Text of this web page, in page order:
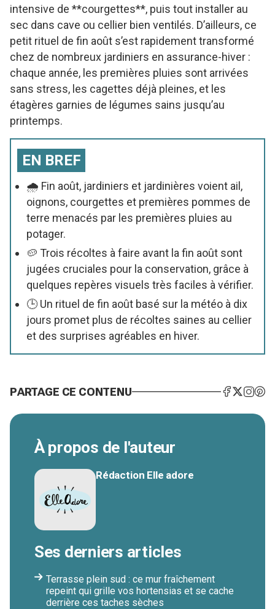
intensive de **courgettes**, puis tout installer au
sec dans cave ou cellier bien ventilés. D’ailleurs, ce
petit rituel de fin août s’est rapidement transformé
chez de nombreux jardiniers en assurance-hiver :
chaque année, les premières pluies sont arrivées
sans stress, les cagettes déjà pleines, et les
étagères garnies de légumes sains jusqu’au
printemps.
EN BREF
🌧️ Fin août, jardiniers et jardinières voient ail,
oignons, courgettes et premières pommes de
terre menacés par les premières pluies au
potager.
🥔 Trois récoltes à faire avant la fin août sont
jugées cruciales pour la conservation, grâce à
quelques repères visuels très faciles à vérifier.
🕒 Un rituel de fin août basé sur la météo à dix
jours promet plus de récoltes saines au cellier
et des surprises agréables en hiver.
PARTAGE CE CONTENU
À propos de l'auteur
Rédaction Elle adore
Ses derniers articles
Terrasse plein sud : ce mur fraîchement
repeint qui grille vos hortensias et se cache
derrière ces taches sèches